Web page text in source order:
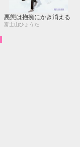
悪態は抱擁にかき消える
富士山ひょうた